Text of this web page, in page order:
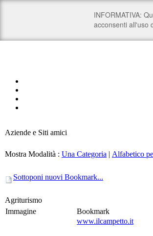
Aziende e Siti amici
Mostra Modalità : Una Categoria | Alfabetico
Sottoponi nuovi Bookmark...
Agriturismo
Immagine
Bookmark
www.ilcampetto.it